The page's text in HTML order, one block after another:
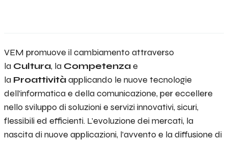
VEM promuove il cambiamento attraverso
la Cultura, la Competenzae
la Proattivitàapplicando le nuove tecnologie
dell’informatica e della comunicazione, per eccellere
nello sviluppo di soluzioni e servizi innovativi, sicuri,
flessibili ed efficienti. L’evoluzione dei mercati, la
nascita di nuove applicazioni, l’avvento e la diffusione di